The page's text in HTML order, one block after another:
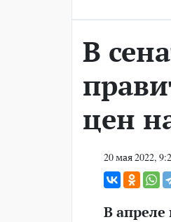
В
цен
20 мая 2022,
В апреле